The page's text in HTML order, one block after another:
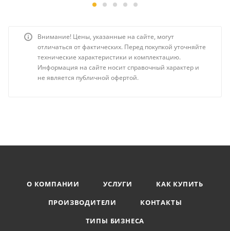
Внимание! Цены, указанные на сайте, могут
отличаться от фактических. Перед покупкой уточняйте
технические характеристики и комплектацию.
Информация на сайте носит справочный характер и
не является публичной офертой.
О КОМПАНИИ УСЛУГИ
КАК КУПИТЬ
ПРОИЗВОДИТЕЛИ
КОНТАКТЫ
ТИПЫ БИЗНЕСА